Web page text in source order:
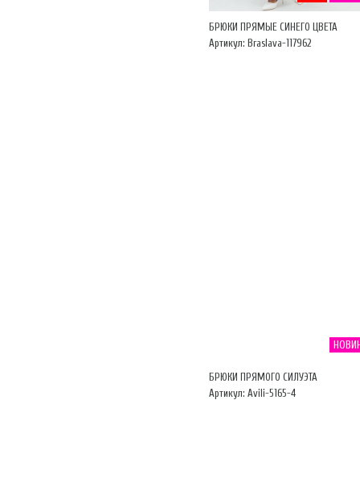
БРЮКИ ПРЯМЫЕ СИНЕГО ЦВЕТА
Артикул: Braslava-117962
БРЮКИ ПРЯМОГО СИЛУЭТА
Артикул: Avili-5165-4